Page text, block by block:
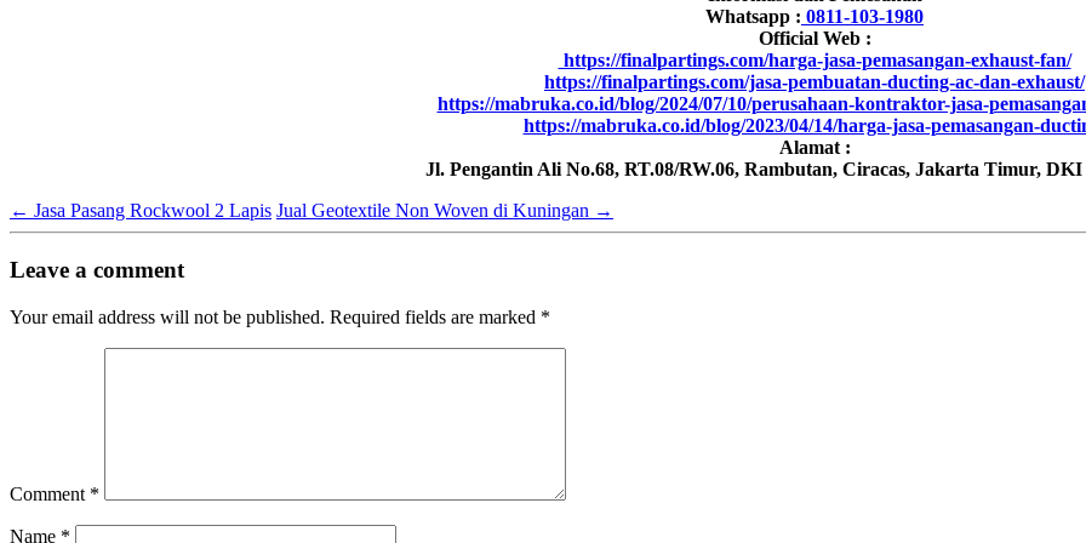
Whatsapp : 0811-103-1980
Official Web :
https://finalpartings.com/harga-jasa-pemasangan-exhaust-fan/
https://finalpartings.com/jasa-pembuatan-ducting-ac-dan-exhaust/
https://mabruka.co.id/blog/2024/07/10/perusahaan-kontraktor-jasa-
https://mabruka.co.id/blog/2023/04/14/harga-jasa-pemasangan-
Alamat :
Jl. Pengantin Ali No.68, RT.08/RW.06, Rambutan, Ciracas, Jakarta Timur, DKI
← Jasa Pasang Rockwool 2 Lapis Jual Geotextile Non Woven di Kuningan →
Leave a comment
Your email address will not be published. Required fields are marked *
Comment *
Name *